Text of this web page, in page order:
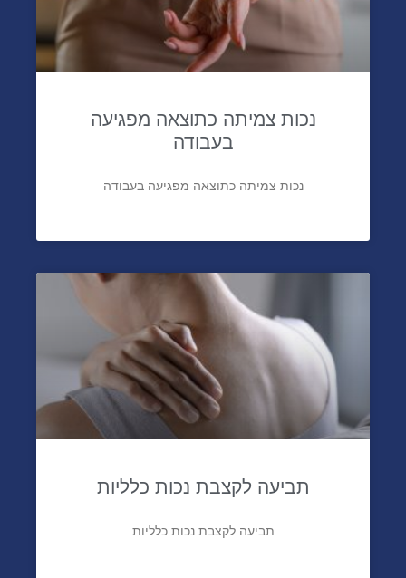
נכות צמיתה כתוצאה מפגיעה
בעבודה
נכות צמיתה כתוצאה מפגיעה בעבודה
תביעה לקצבת נכות כלליות
תביעה לקצבת נכות כלליות